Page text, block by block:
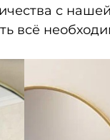
с
всё